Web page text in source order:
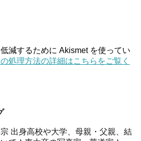
減するために Akismet を使ってい
処理方法の詳細はこちらをご覧く
出身高校や大学、母親・父親、結